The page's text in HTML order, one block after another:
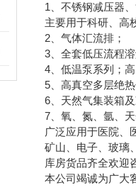
1、不锈钢减压器
主要用于科研、高
2、气体汇流排；
3、全套低压流程
4、低温泵系列；
5、高真空多层绝
6、天然气集装箱
7、氧、氮、氩、
广泛应用于医院、
矿山、电子、玻璃
库房货品齐全欢迎
本公司